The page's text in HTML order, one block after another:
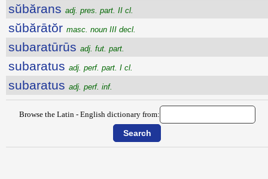
sŭbărans adj. pres. part. II cl.
sŭbărātŏr masc. noun III decl.
subaratūrūs adj. fut. part.
subaratus adj. perf. part. I cl.
subaratus adj. perf. inf.
Browse the Latin - English dictionary from: